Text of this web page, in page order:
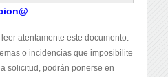
atentamente este documento.
o incidencias que imposibilite
solicitud, podrán ponerse en